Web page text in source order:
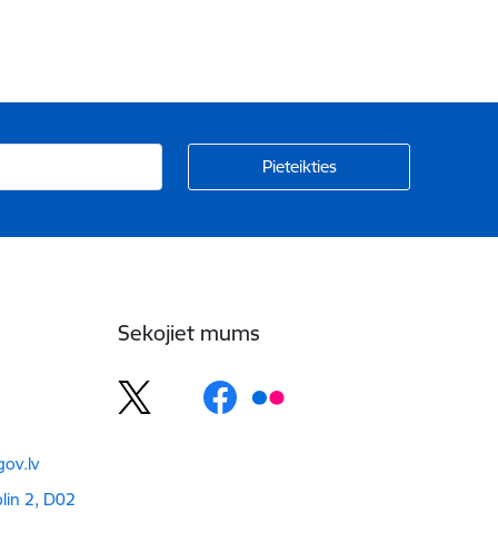
2, D02
Sekojiet mums